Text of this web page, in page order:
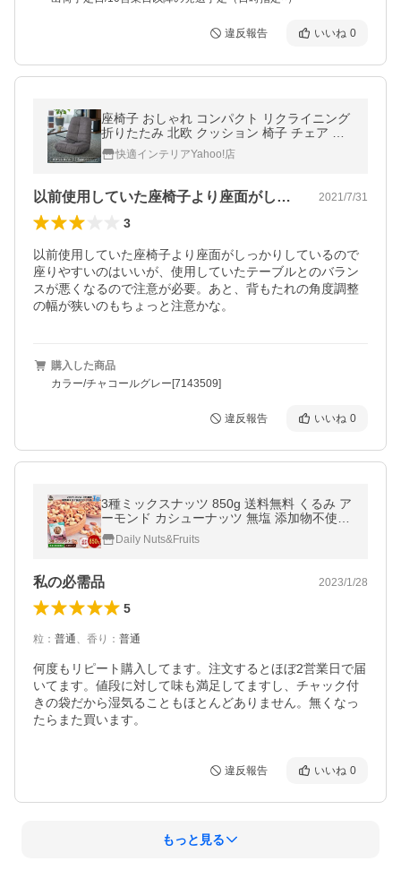
違反報告 いいね 0
座椅子 おしゃれ コンパクト リクライニング
折りたたみ 北欧 クッション 椅子 チェア ソ
ファ 一人暮らし ギフト 贈り物
快適インテリアYahoo!店
以前使用していた座椅子より座面がしっか… 2021/7/31
3
以前使用していた座椅子より座面がしっかりしているので
座りやすいのはいいが、使用していたテーブルとのバラン
スが悪くなるので注意が必要。あと、背もたれの角度調整
の幅が狭いのもちょっと注意かな。
購入した商品
カラー/チャコールグレー[7143509]
違反報告 いいね 0
3種ミックスナッツ 850g 送料無料 くるみ ア
ーモンド カシューナッツ 無塩 添加物不使用
植物油不使用 チャック付き袋
Daily Nuts&Fruits
私の必需品 2023/1/28
5
粒 ： 普通、 香り ： 普通
何度もリピート購入してます。注文するとほぼ2営業日で届
いてます。値段に対して味も満足してますし、チャック付
きの袋だから湿気ることもほとんどありません。無くなっ
たらまた買います。
違反報告 いいね 0
もっと見る